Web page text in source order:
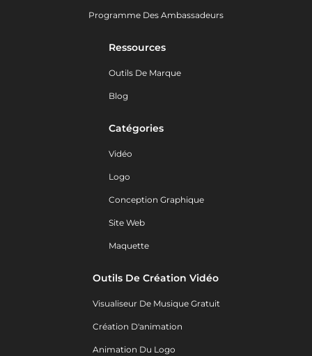
Programme Des Ambassadeurs
Ressources
Outils De Marque
Blog
Catégories
Vidéo
Logo
Conception Graphique
Site Web
Maquette
Outils De Création Vidéo
Visualiseur De Musique Gratuit
Création D'animation
Animation Du Logo